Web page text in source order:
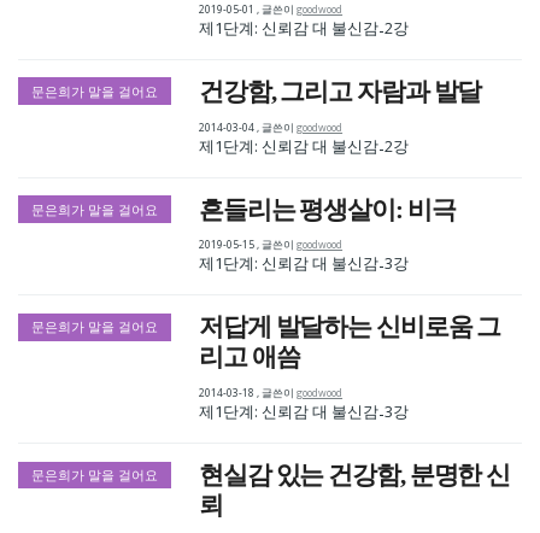
2019-05-01 ,글쓴이goodwood
제1단계: 신뢰감 대 불신감-2강
문은희가 말을 걸어요 건강함, 그리고 자람과 발달
2014-03-04,글쓴이goodwood
제1단계: 신뢰감 대 불신감-2강
문은희가 말을 걸어요 흔들리는 평생살이: 비극
2019-05-15,글쓴이goodwood
제1단계: 신뢰감 대 불신감-3강
문은희가 말을 걸어요
저답게 발달하는 신비로움 그
리고 애씀
2014-03-18 ,글쓴이goodwood
제1단계: 신뢰감 대 불신감-3강
문은희가 말을 걸어요
현실감 있는 건강함, 분명한 신
뢰